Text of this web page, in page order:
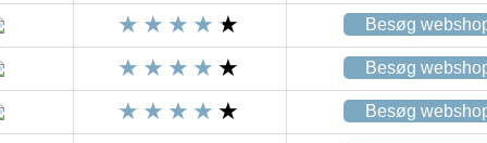
Besøg
Besøg
Besøg